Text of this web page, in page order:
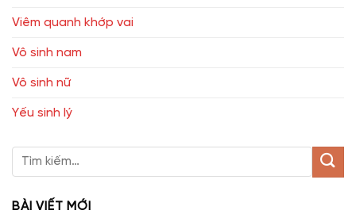
Viêm quanh khớp vai
Vô sinh nam
Vô sinh nữ
Yếu sinh lý
BÀI VIẾT MỚI